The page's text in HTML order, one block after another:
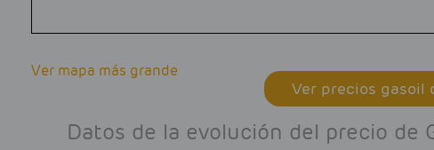
Ver mapa más grande
Ver precios gasoil
Datos de la evolución del precio de